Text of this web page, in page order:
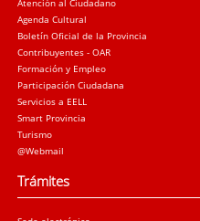
Atención al Ciudadano
Agenda Cultural
Boletín Oficial de la Provincia
Contribuyentes - OAR
Formación y Empleo
Participación Ciudadana
Servicios a EELL
Smart Provincia
Turismo
@Webmail
Trámites